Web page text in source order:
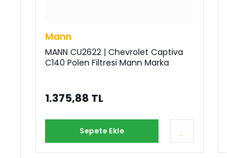
Mann
MANN CU2622 | Chevrolet Captiva
C140 Polen Filtresi Mann Marka
1.375,88 TL
Sepete Ekle